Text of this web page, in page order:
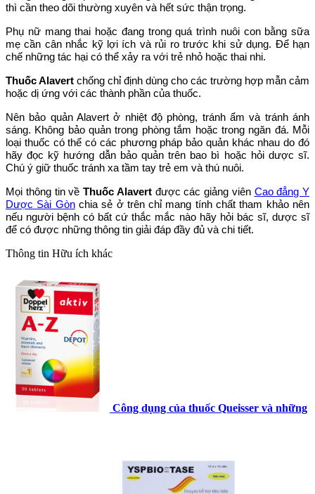
thì cần theo dõi thường xuyên và hết sức thận trọng.
Phụ nữ mang thai hoặc đang trong quá trình nuôi con bằng sữa
mẹ cần cân nhắc kỹ lợi ích và rủi ro trước khi sử dụng. Để hạn
chế những tác hại có thể xảy ra với trẻ nhỏ hoặc thai nhi.
Thuốc Alavert chống chỉ định dùng cho các trường hợp mẫn cảm
hoặc dị ứng với các thành phần của thuốc.
Nên bảo quản Alavert ở nhiệt độ phòng, tránh ẩm và tránh ánh
sáng. Không bảo quản trong phòng tắm hoặc trong ngăn đá. Mỗi
loại thuốc có thể có các phương pháp bảo quản khác nhau do đó
hãy đọc kỹ hướng dẫn bảo quản trên bao bì hoặc hỏi dược sĩ.
Chú ý giữ thuốc tránh xa tầm tay trẻ em và thú nuôi.
Mọi thông tin về Thuốc Alavertđược các giảng viên Cao đẳng Y
Dược Sài Gònchia sẻ ở trên chỉ mang tính chất tham khảo nên
nếu người bệnh có bất cứ thắc mắc nào hãy hỏi bác sĩ, dược sĩ
để có được những thông tin giải đáp đầy đủ và chi tiết.
Thông tin Hữu ích khác
Công dụng của thuốc Queisser và những